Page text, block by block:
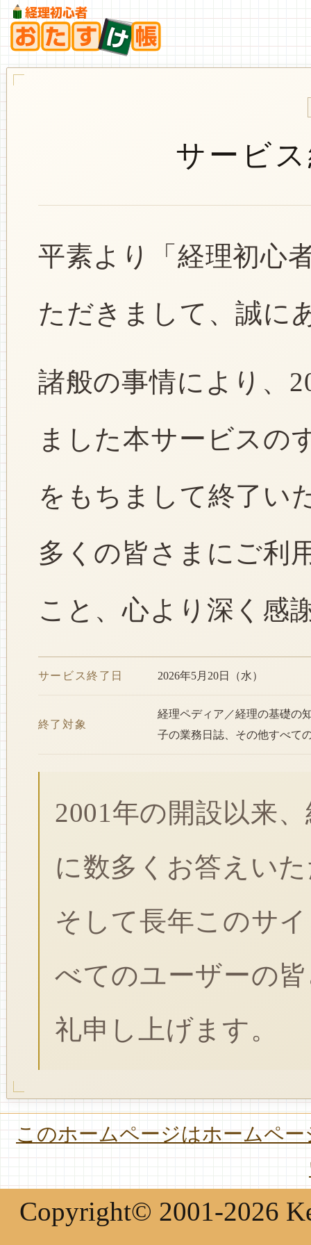
サービ
平素より「経理初心
ただきまして、誠に
諸般の事情により、
ました本サービスの
をもちまして終了い
多くの皆さまにご利
こと、心より深く感
サービス終了日 2026年5月20日（水）
終了対象
経理ペディア／経理の基礎の
子の業務日誌、その他すべて
2001年の開設以来
に数多くお答えい
そして長年このサ
べてのユーザーの
礼申し上げます。
このホームページはホームペ
Copyright© 2001-2026